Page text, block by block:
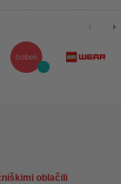
oblačili